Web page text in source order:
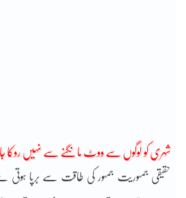
شہری کو لوگوں سے ووٹ مانگنے سے نہیں روکا جا
حقیقی جمہوریت جمہور کی طاقت سے برپا